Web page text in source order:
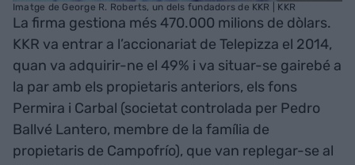
Imatge de George R. Roberts, un dels fundadors de KKR | KKR
La firma gestiona més 470.000 milions de dòlars.
KKR va entrar a l’accionariat de Telepizza el 2014,
quan va adquirir-ne el 49% i va situar-se gairebé a
la par amb els propietaris anteriors, els fons
Permira i Carbal (societat controlada per Pedro
Ballvé Lantero, membre de la família de
propietaris de Campofrío), que van replegar-se al